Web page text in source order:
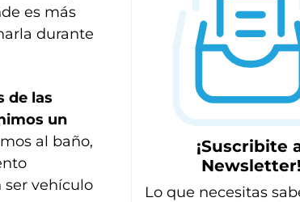
es más
durante
de las
un
al baño,
ser vehículo
¡Suscribite
Newsletter!
Lo que necesitas